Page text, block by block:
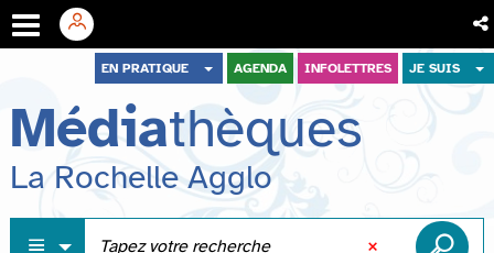
menu
contenu
recherche
EN PRATIQUE AGENDA INFOLETTRES JE SUIS
Médiathèques
La Rochelle Agglo